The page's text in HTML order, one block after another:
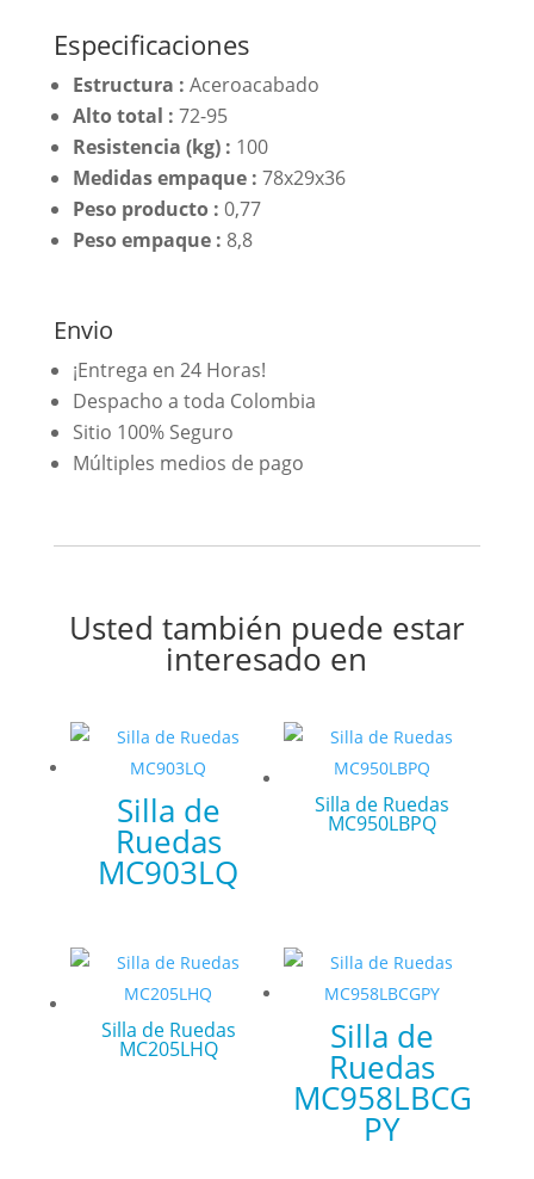
Especificaciones
Estructura : Aceroacabado
Alto total : 72-95
Resistencia (kg) : 100
Medidas empaque : 78x29x36
Peso producto : 0,77
Peso empaque : 8,8
Envio
¡Entrega en 24 Horas!
Despacho a toda Colombia
Sitio 100% Seguro
Múltiples medios de pago
Usted también puede estar
interesado en
Silla de
Ruedas
MC903LQ
Silla de Ruedas
MC950LBPQ
Silla de Ruedas
MC205LHQ Silla de
Ruedas
MC958LBCG
PY